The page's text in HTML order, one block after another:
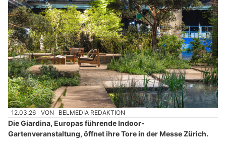
12.03.26 VON BELMEDIA REDAKTION
Die Giardina, Europas führende Indoor-
Gartenveranstaltung, öffnet ihre Tore in der Messe Zürich.